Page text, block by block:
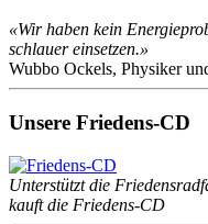
«Wir haben kein
schlauer einsetzen.»
Wubbo Ockels, Physiker
Unsere Friedens-CD
Unterstützt die
kauft die Friedens-CD